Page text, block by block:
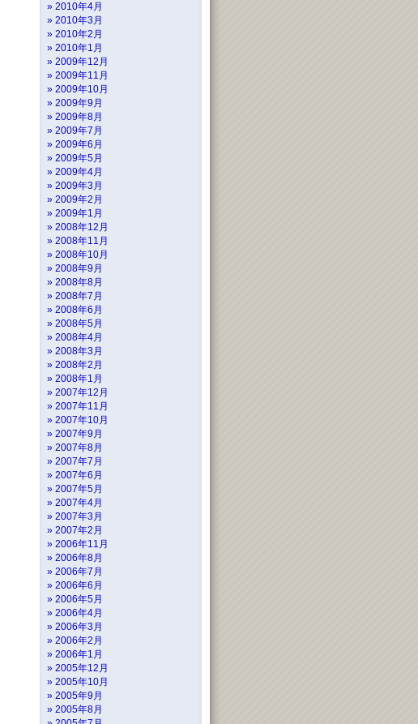
2010年4月
2010年3月
2010年2月
2010年1月
2009年12月
2009年11月
2009年10月
2009年9月
2009年8月
2009年7月
2009年6月
2009年5月
2009年4月
2009年3月
2009年2月
2009年1月
2008年12月
2008年11月
2008年10月
2008年9月
2008年8月
2008年7月
2008年6月
2008年5月
2008年4月
2008年3月
2008年2月
2008年1月
2007年12月
2007年11月
2007年10月
2007年9月
2007年8月
2007年7月
2007年6月
2007年5月
2007年4月
2007年3月
2007年2月
2006年11月
2006年8月
2006年7月
2006年6月
2006年5月
2006年4月
2006年3月
2006年2月
2006年1月
2005年12月
2005年10月
2005年9月
2005年8月